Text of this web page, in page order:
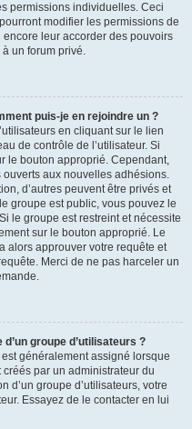
permissions individuelles. Ceci
modifier les permissions de
leur accorder des pouvoirs
un forum privé.
puis-je en rejoindre un ?
en cliquant sur le lien
de contrôle de l’utilisateur. Si
le bouton approprié. Cependant,
ouverts aux nouvelles adhésions.
d’autres peuvent être privés et
groupe est public, vous pouvez le
le groupe est restreint et nécessite
sur le bouton approprié. Le
alors approuver votre requête et
Merci de ne pas harceler un
groupe d’utilisateurs ?
généralement assigné lorsque
créés par un administrateur du
d’un groupe d’utilisateurs, votre
Essayez de le contacter en lui